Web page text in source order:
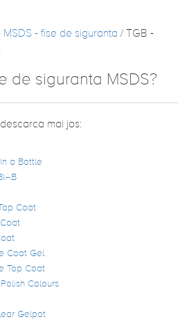
MSDS - fise de siguranta / TGB -
de siguranta MSDS?
mai jos:
a Bottle
Coat
Coat Gel
Top Coat
Colours
Gelpot